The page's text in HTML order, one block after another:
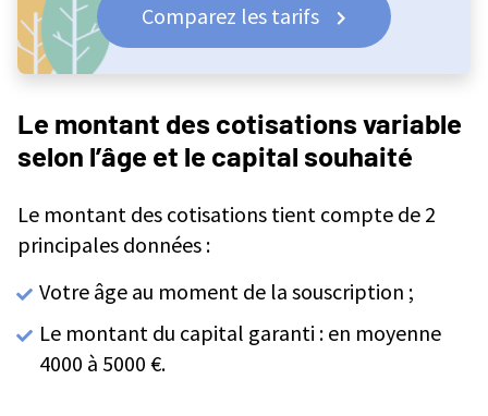
Comparez les tarifs
Le montant des cotisations variable
selon l’âge et le capital souhaité
Le montant des cotisations tient compte de 2
principales données :
Votre âge au moment de la souscription ;
Le montant du capital garanti : en moyenne
4000 à 5000 €.